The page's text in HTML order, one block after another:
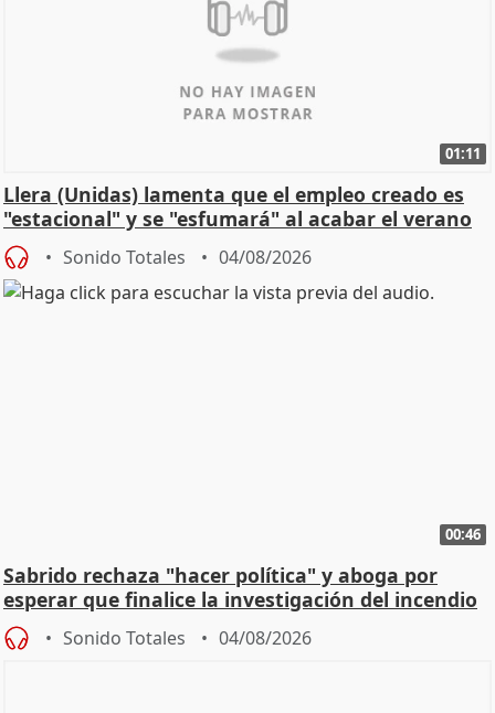
01:11
Llera (Unidas) lamenta que el empleo creado es
"estacional" y se "esfumará" al acabar el verano
Sonido Totales 04/08/2026
00:46
Sabrido rechaza "hacer política" y aboga por
esperar que finalice la investigación del incendio
Sonido Totales 04/08/2026